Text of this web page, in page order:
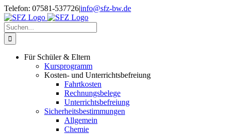
Zum
Inhalt
springen
Telefon: 07581-537726|info@sfz-bw.de
Suche
nach:
Für Schüler & Eltern
Kursprogramm
Kosten- und Unterrichtsbefreiung
Fahrtkosten
Rechnungsbelege
Unterrichtsbefreiung
Sicherheitsbestimmungen
Allgemein
Chemie